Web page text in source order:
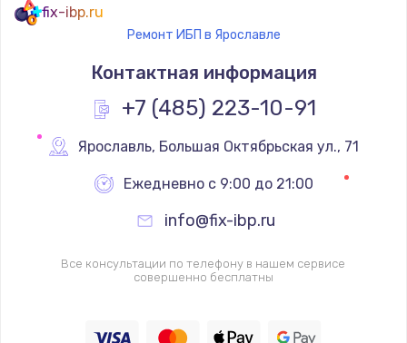
Замена термостата
1200 руб.
Заказать
Замена реле
700 руб.
fix-ibp.ru
Ремонт ИБП в Ярославле
Контактная информация
+7 (485) 223-10-91
Ярославль, Большая Октябрьская ул., 71
Ежедневно с 9:00 до 21:00
info@fix-ibp.ru
Все консультации по телефону в нашем сервисе
совершенно бесплатны